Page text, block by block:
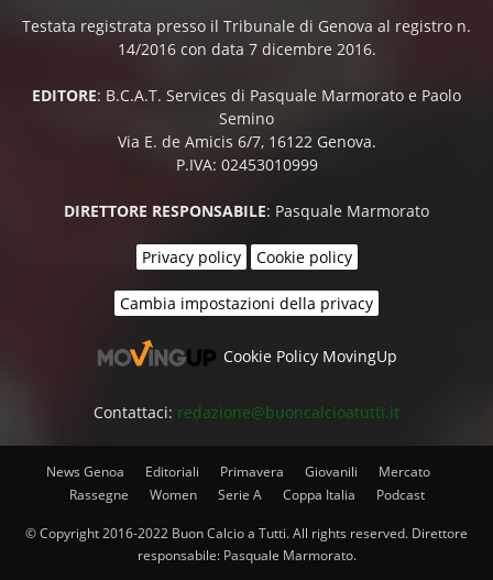
Testata registrata presso il Tribunale di Genova al registro n.
14/2016 con data 7 dicembre 2016.
EDITORE: B.C.A.T. Services di Pasquale Marmorato e Paolo
Semino
Via E. de Amicis 6/7, 16122 Genova.
P.IVA: 02453010999
DIRETTORE RESPONSABILE: Pasquale Marmorato
Privacy policy Cookie policy
Cambia impostazioni della privacy
Cookie Policy MovingUp
Contattaci: redazione@buoncalcioatutti.it
News Genoa Editoriali Primavera Giovanili
Mercato
Rassegne
Women Serie A Coppa Italia Podcast
© Copyright 2016-2022 Buon Calcio a Tutti. All rights reserved. Direttore
responsabile: Pasquale Marmorato.